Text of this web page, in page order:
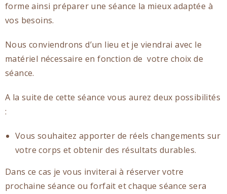
forme ainsi préparer une séance la mieux adaptée à
vos besoins.
Nous conviendrons d’un lieu et je viendrai avec le
matériel nécessaire en fonction de votre choix de
séance.
A la suite de cette séance vous aurez deux possibilités
:
Vous souhaitez apporter de réels changements sur
votre corps et obtenir des résultats durables.
Dans ce cas je vous inviterai à réserver votre
prochaine séance ou forfait et chaque séance sera